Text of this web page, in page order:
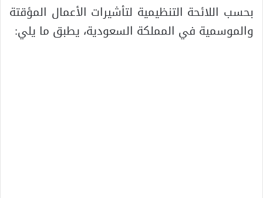
بحسب اللائحة التنظيمية لتأشيرات الأعمال المؤقتة
والموسمية في المملكة السعودية، يطبق ما يلي: